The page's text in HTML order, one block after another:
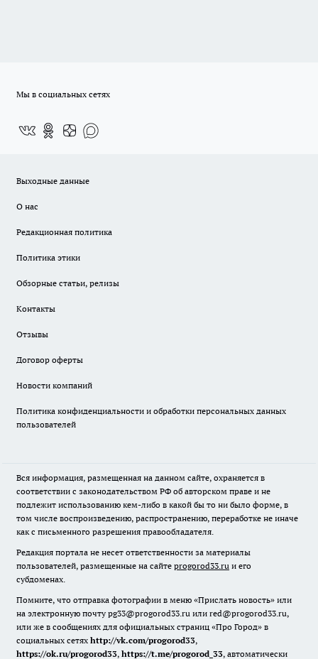
Мы в социальных сетях
Выходные данные
О нас
Редакционная политика
Политика этики
Обзорные статьи, релизы
Контакты
Отзывы
Договор оферты
Новости компаний
Политика конфиденциальности и обработки персональных данных
пользователей
Вся информация, размещенная на данном сайте, охраняется в
соответствии с законодательством РФ об авторском праве и не
подлежит использованию кем-либо в какой бы то ни было форме, в
том числе воспроизведению, распространению, переработке не иначе
как с письменного разрешения правообладателя.
Редакция портала не несет ответственности за материалы
пользователей, размещенные на сайте progorod33.ru и его
субдоменах.
Помните, что отправка фотографии в меню «Прислать новость» или
на электронную почту pg33@progorod33.ru или red@progorod33.ru,
или же в сообщениях для официальных страниц «Про Город» в
социальных сетях http://vk.com/progorod33,
https://ok.ru/progorod33, https://t.me/progorod_33, автоматически